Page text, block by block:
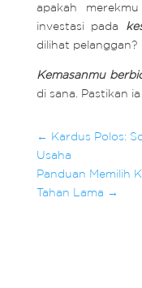
apakah
investasi pada
dilihat pelanggan?
Kemasanmu
di sana. Pastikan
← Kardus Polos:
Usaha
Panduan Memilih
Tahan Lama →